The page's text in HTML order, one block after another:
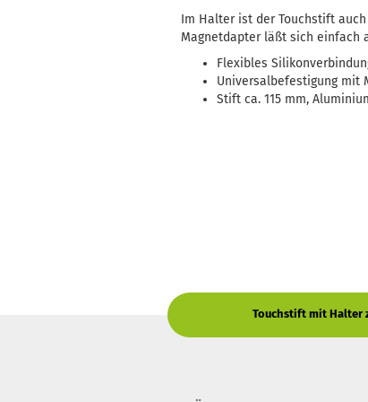
Im Halter ist der Touchstift
Magnetdapter läßt sich einfach
Flexibles
Universalbefestigung mit
Stift ca. 115 mm,
Touchstift mit Halter